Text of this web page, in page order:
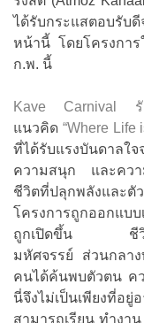
ได้รับกระแสตอบรับ
หน้านี้ โดยโครงการ
ก.พ. นี้
Kave Carnival รั
แนวคิด “Where
ที่ได้รับแรงบันดาลใจ
ความสนุก และควา
ชีวิตที่ปลุกพลังแล
โครงการถูกออกแบ
ถูกเปิดขึ้น ชีวิตธร
มหัศจรรย์ ส่วนกลา
คนได้ค้นพบตัวตน ค
นี่จึงไม่เป็นเพียงที่
สามารถเรียน ทำงา